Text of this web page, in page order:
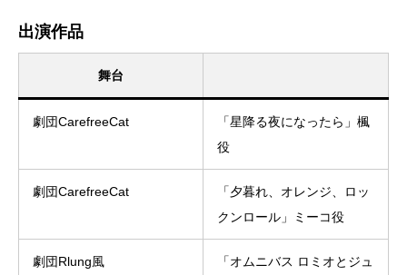
出演作品
舞台
劇団CarefreeCat
「星降る夜になったら」楓
役
劇団CarefreeCat
「夕暮れ、オレンジ、ロッ
クンロール」ミーコ役
劇団Rlung風
「オムニバス ロミオとジュ